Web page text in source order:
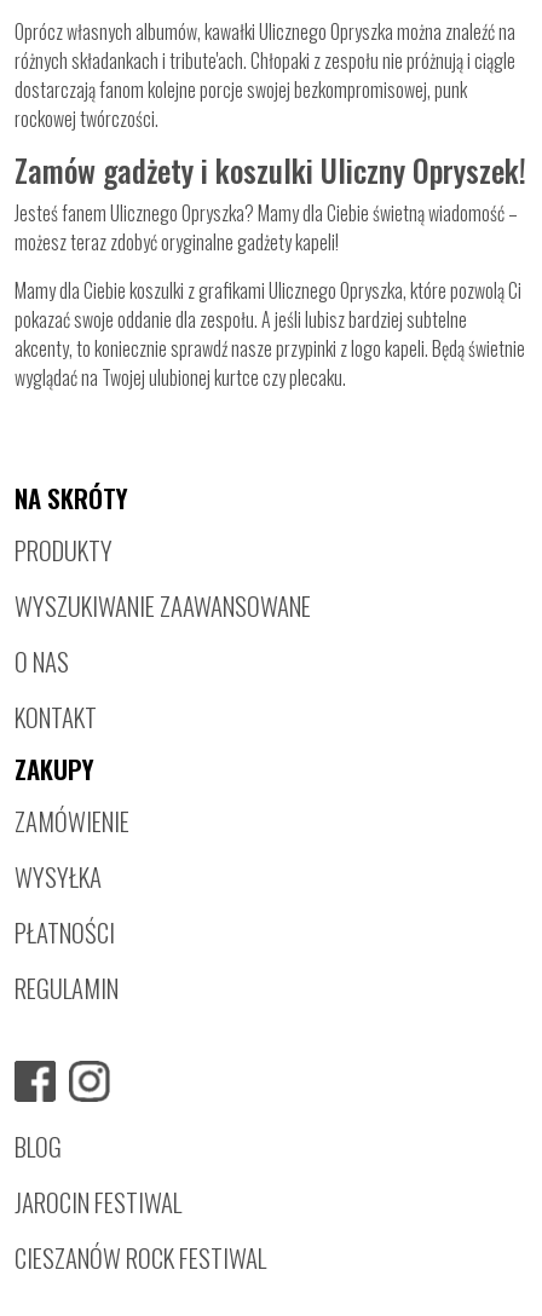
Oprócz własnych albumów, kawałki Ulicznego Opryszka można znaleźć na
różnych składankach i tribute'ach. Chłopaki z zespołu nie próżnują i ciągle
dostarczają fanom kolejne porcje swojej bezkompromisowej, punk
rockowej twórczości.
Zamów gadżety i koszulki Uliczny Opryszek!
Jesteś fanem Ulicznego Opryszka? Mamy dla Ciebie świetną wiadomość –
możesz teraz zdobyć oryginalne gadżety kapeli!
Mamy dla Ciebie koszulki z grafikami Ulicznego Opryszka, które pozwolą Ci
pokazać swoje oddanie dla zespołu. A jeśli lubisz bardziej subtelne
akcenty, to koniecznie sprawdź nasze przypinki z logo kapeli. Będą świetnie
wyglądać na Twojej ulubionej kurtce czy plecaku.
NA SKRÓTY
PRODUKTY
WYSZUKIWANIE ZAAWANSOWANE
O NAS
KONTAKT
ZAKUPY
ZAMÓWIENIE
WYSYŁKA
PŁATNOŚCI
REGULAMIN
BLOG
JAROCIN FESTIWAL
CIESZANÓW ROCK FESTIWAL